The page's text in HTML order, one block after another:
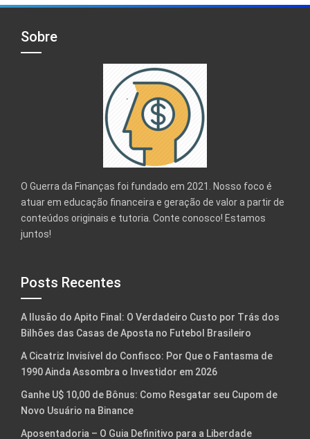
Sobre
O Guerra da Finanças foi fundado em 2021. Nosso foco é
atuar em educação financeira e geração de valor a partir de
conteúdos originais e tutoria. Conte conosco! Estamos
juntos!
Posts Recentes
A Ilusão do Apito Final: O Verdadeiro Custo por Trás dos
Bilhões das Casas de Aposta no Futebol Brasileiro
A Cicatriz Invisível do Confisco: Por Que o Fantasma de
1990 Ainda Assombra o Investidor em 2026
Ganhe U$ 10,00 de Bônus: Como Resgatar seu Cupom de
Novo Usuário na Binance
Aposentadoria – O Guia Definitivo para a Liberdade